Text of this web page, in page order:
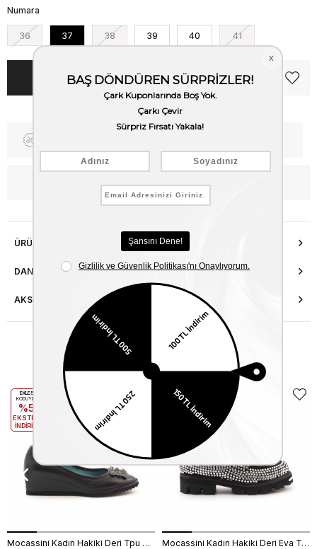
Numara
36 37 38 39 40 41
WhatsApp’tan Bilgi Al
ÜRÜN ÖZELLIKLERI
DANIŞMA HATTI
AKSESUAR ONARIMI
Benzer Ürünler
Mocassini Kadın Hakiki Deri Tpu Taban Siyah Günlük Ayakkabı
EKLE5
KODUYLA
%5
EKSTRA
İNDİRİM
Mocassini Kadın Hakiki Deri Eva Taban Beyaz Günlük Ayakkabı
EKLE5
KODUYLA
%5